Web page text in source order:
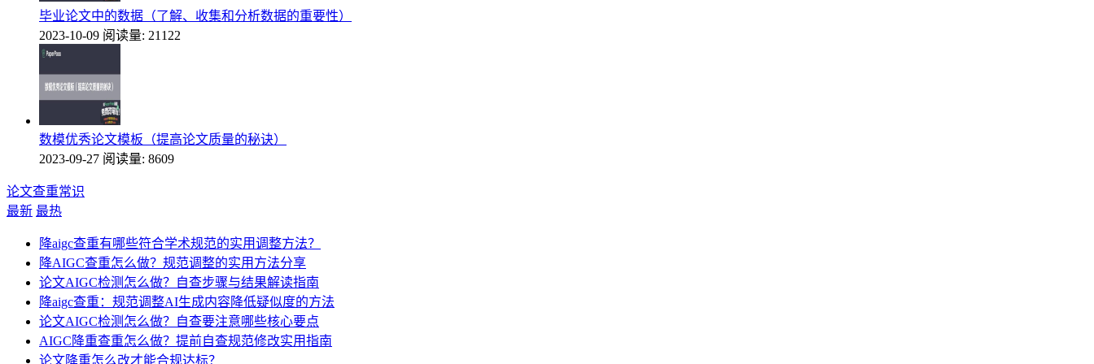
毕业论文中的数据（了解、收集和分析数据的重要性）
2023-10-09 阅读量: 21122
数模优秀论文模板（提高论文质量的秘诀）
2023-09-27 阅读量: 8609
论文查重常识
最新 最热
降aigc查重有哪些符合学术规范的实用调整方法？
降AIGC查重怎么做？规范调整的实用方法分享
论文AIGC检测怎么做？自查步骤与结果解读指南
降aigc查重：规范调整AI生成内容降低疑似度的方法
论文AIGC检测怎么做？自查要注意哪些核心要点
AIGC降重查重怎么做？提前自查规范修改实用指南
论文降重怎么改才能合规达标？